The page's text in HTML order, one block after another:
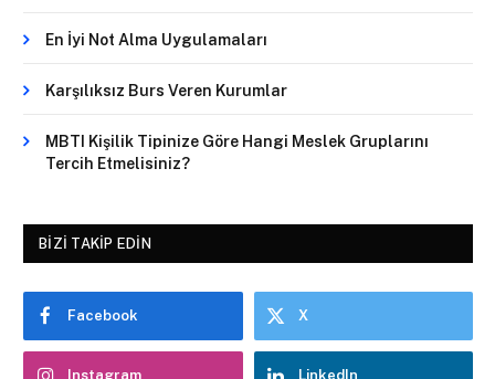
En İyi Not Alma Uygulamaları
Karşılıksız Burs Veren Kurumlar
MBTI Kişilik Tipinize Göre Hangi Meslek Gruplarını
Tercih Etmelisiniz?
BIZI TAKIP EDIN
Facebook X
Instagram LinkedIn